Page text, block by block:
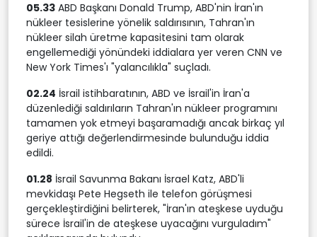
05.33 ABD Başkanı Donald Trump, ABD'nin İran'ın
nükleer tesislerine yönelik saldırısının, Tahran'ın
nükleer silah üretme kapasitesini tam olarak
engellemediği yönündeki iddialara yer veren CNN ve
New York Times'ı "yalancılıkla" suçladı.
02.24 İsrail istihbaratının, ABD ve İsrail'in İran'a
düzenlediği saldırıların Tahran'ın nükleer programını
tamamen yok etmeyi başaramadığı ancak birkaç yıl
geriye attığı değerlendirmesinde bulunduğu iddia
edildi.
01.28 İsrail Savunma Bakanı İsrael Katz, ABD'li
mevkidaşı Pete Hegseth ile telefon görüşmesi
gerçekleştirdiğini belirterek, "İran'ın ateşkese uyduğu
sürece İsrail'in de ateşkese uyacağını vurguladım"